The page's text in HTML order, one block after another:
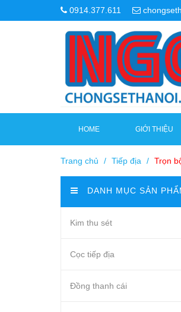
0914.377.611
HOME GIỚI THIỆU
Trang chủ / Tiếp địa / Trọn
DANH MỤC SẢN
Kim thu sét
Cọc tiếp địa
Đồng thanh cái